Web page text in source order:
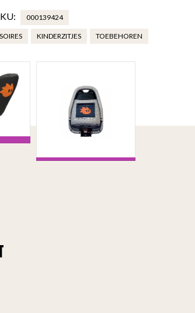
000139424
KINDERZITJES TOEBEHOREN